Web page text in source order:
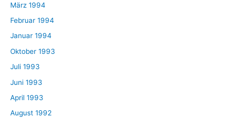
März 1994
Februar 1994
Januar 1994
Oktober 1993
Juli 1993
Juni 1993
April 1993
August 1992